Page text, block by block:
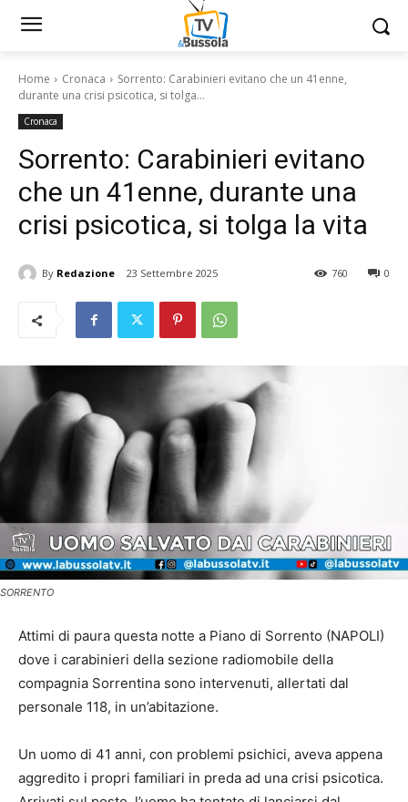
Home Cronaca
Sorrento: Carabinieri evitano che un 41enne,
durante una crisi psicotica, si tolga...
Cronaca
Sorrento: Carabinieri evitano
che un 41enne, durante una
crisi psicotica, si tolga la vita
By Redazione 23 Settembre 2025 0
760
SORRENTO
Attimi di paura questa notte a Piano di Sorrento (NAPOLI)
dove i carabinieri della sezione radiomobile della
compagnia Sorrentina sono intervenuti, allertati dal
personale 118, in un’abitazione.
Un uomo di 41 anni, con problemi psichici, aveva appena
aggredito i propri familiari in preda ad una crisi psicotica.